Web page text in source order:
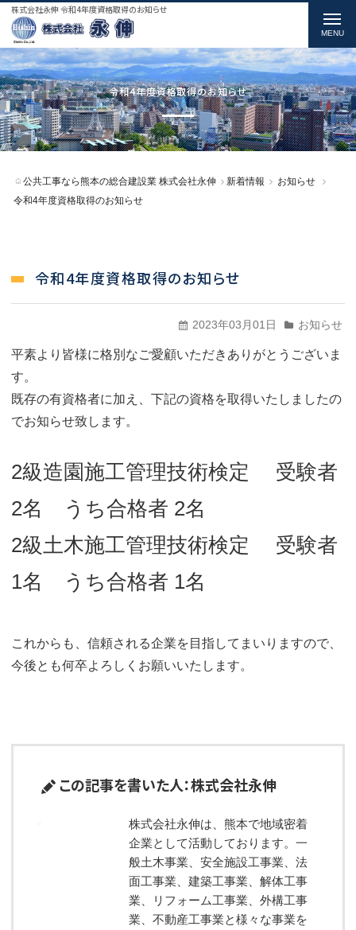
株式会社永伸 令和4年度資格取得のお知らせ
令和4年度資格取得のお知らせ
公共工事なら熊本の総合建設業 株式会社永伸 新着情報
お知らせ
令和4年度資格取得のお知らせ
令和4年度資格取得のお知らせ
2023年03月01日 お知らせ
平素より皆様に格別なご愛顧いただきありがとうございま
す。
既存の有資格者に加え、下記の資格を取得いたしましたの
でお知らせ致します。
2級造園施工管理技術検定 受験者
2名 うち合格者 2名
2級土木施工管理技術検定 受験者
1名 うち合格者 1名
これからも、信頼される企業を目指してまいりますので、
今後とも何卒よろしくお願いいたします。
この記事を書いた人：株式会社永伸
株式会社永伸は、熊本で地域密着
企業として活動しております。一
般土木事業、安全施設工事業、法
面工事業、建築工事業、解体工事
業、リフォーム工事業、外構工事
業、不動産工事業と様々な事業を
t
o
g
g
l
e
t
n